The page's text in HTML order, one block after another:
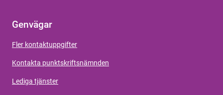
Genvägar
Fler kontaktuppgifter
Kontakta punktskriftsnämnden
Lediga tjänster